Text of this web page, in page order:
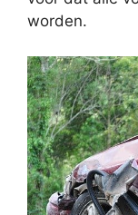
worden.